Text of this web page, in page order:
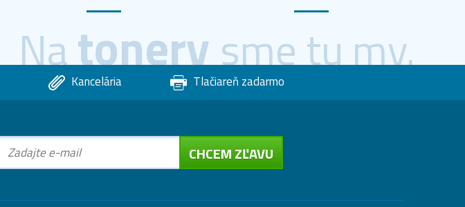
Natonerysme tu my.
Kancelária Tlačiareň zadarmo
CHCEM ZĽAVU